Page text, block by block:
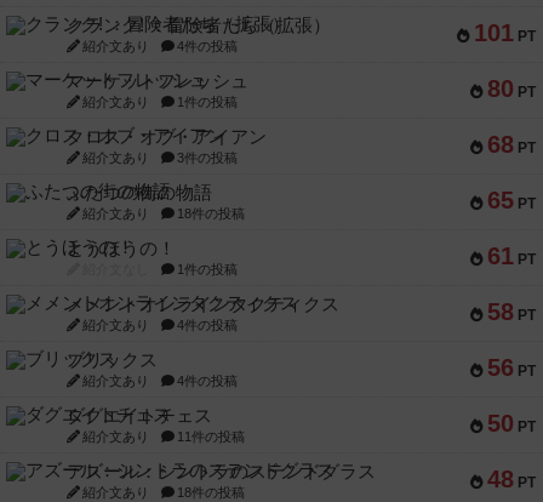
101 PT
クランク! ：冒険者たち（拡張）
紹介文あり 4件の投稿
80 PT
マーケットフレッシュ
紹介文あり 1件の投稿
68 PT
クロス・オブ・アイアン
紹介文あり 3件の投稿
65 PT
ふたつの街の物語
紹介文あり 18件の投稿
61 PT
とうほうの！
1件の投稿
58 PT
メメントオンラインタクティクス
紹介文あり 4件の投稿
56 PT
ブリックス
紹介文あり 4件の投稿
50 PT
ダグエイトチェス
紹介文あり 11件の投稿
48 PT
アズール：シントラのステンドグラス
紹介文あり 18件の投稿